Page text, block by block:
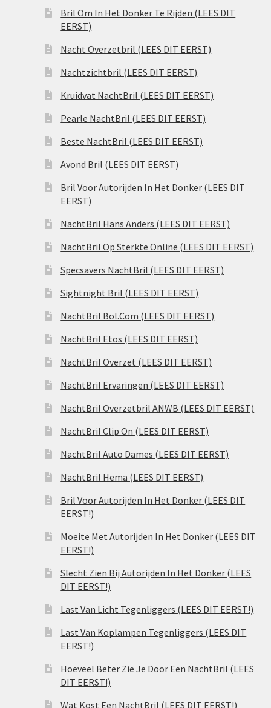
Bril Om In Het Donker Te Rijden (LEES DIT
EERST)
Nacht Overzetbril (LEES DIT EERST)
Nachtzichtbril (LEES DIT EERST)
Kruidvat NachtBril (LEES DIT EERST)
Pearle NachtBril (LEES DIT EERST)
Beste NachtBril (LEES DIT EERST)
Avond Bril (LEES DIT EERST)
Bril Voor Autorijden In Het Donker (LEES DIT
EERST)
NachtBril Hans Anders (LEES DIT EERST)
NachtBril Op Sterkte Online (LEES DIT EERST)
Specsavers NachtBril (LEES DIT EERST)
Sightnight Bril (LEES DIT EERST)
NachtBril Bol.Com (LEES DIT EERST)
NachtBril Etos (LEES DIT EERST)
NachtBril Overzet (LEES DIT EERST)
NachtBril Ervaringen (LEES DIT EERST)
NachtBril Overzetbril ANWB (LEES DIT EERST)
NachtBril Clip On (LEES DIT EERST)
NachtBril Auto Dames (LEES DIT EERST)
NachtBril Hema (LEES DIT EERST)
Bril Voor Autorijden In Het Donker (LEES DIT
EERST!)
Moeite Met Autorijden In Het Donker (LEES DIT
EERST!)
Slecht Zien Bij Autorijden In Het Donker (LEES
DIT EERST!)
Last Van Licht Tegenliggers (LEES DIT EERST!)
Last Van Koplampen Tegenliggers (LEES DIT
EERST!)
Hoeveel Beter Zie Je Door Een NachtBril (LEES
DIT EERST!)
Wat Kost Een NachtBril (LEES DIT EERST!)